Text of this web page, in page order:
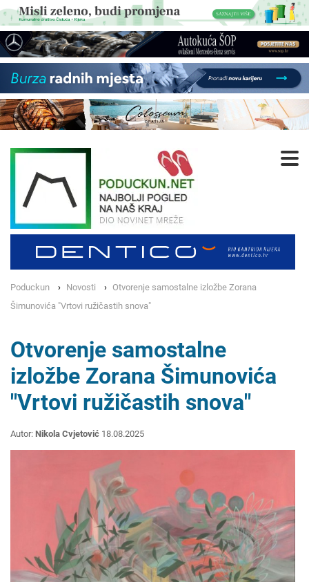
Poduckun Novosti
Otvorenje samostalne izložbe Zorana
Šimunovića "Vrtovi ružičastih snova"
Otvorenje samostalne
izložbe Zorana Šimunovića
"Vrtovi ružičastih snova"
Autor: Nikola Cvjetović 18.08.2025